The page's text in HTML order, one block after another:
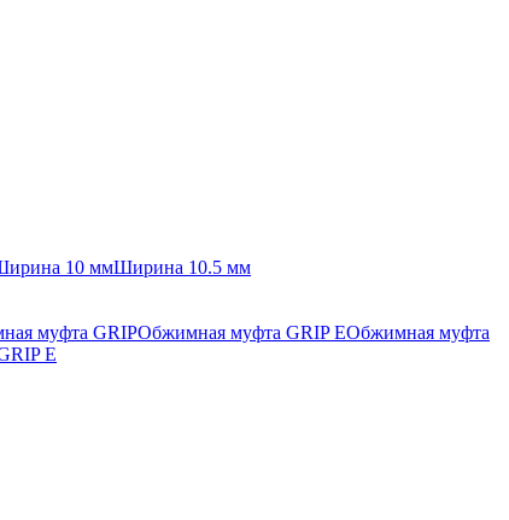
10 ммШирина 10.5 мм
муфта GRIPОбжимная муфта GRIP EОбжимная муфта
E